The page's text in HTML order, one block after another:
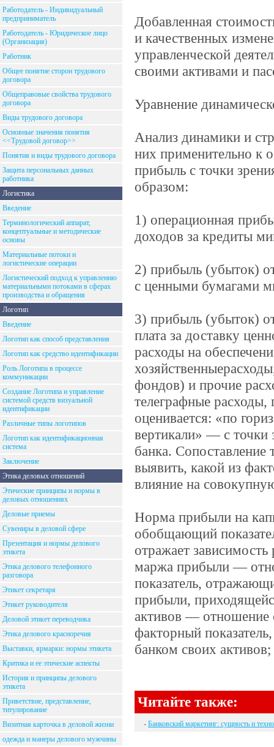
Работодатель - Индивидуальный
предприниматель
Работодатель - Юридическое лицо
(Организация)
Работник
Общее понятие сторон трудового
договора
Общеправовые свойства трудового
договора
Виды трудового договора
Основные значения понятия
<<Трудовой договор>>
Понятия и виды трудового договора
Защита персональных данных
работника
Логистика
Введение
Терминологический аппарат,
концептуальные и методические
основы
Материальные потоки и
логистические операции
Логистический подход к управлению
материальными потоками в сферах
производства и обращения
Логотип
Введение
Логотип как способ представления
Логотип как средство идентификации
Роль Логотипа в процессе
коммуникации
Создание Логотипа и управление
системой средств визуальной
идентификации
Различные типы логотипов
Логотип как идентификационная
система
Заключение
Этика деловых отношений
Этические принципы и нормы в
деловых отношениях
Деловые приемы
Сувениры в деловой сфере
Презентация и нормы делового
этикета
Этика делового телефонного
разговора
Этикет секретаря
Этикет руководителя
Деловой этикет переводчика
Этика делового красноречия
Выставки, ярмарки: нормы этикета
Критика и ее этические аспекты
История и принципы делового
этикета
Приветствие, представление,
титулирование
Визитная карточка в деловой жизни
одежда и манеры делового мужчины
Добавленная
и качественных
управленческой
своими активами и
Уравнение
Анализ динамики и
них применительно к
прибыль с точки
образом:
1) операционная
доходов за кредиты
2) прибыль (убыток)
с ценными бумагами
3) прибыль (убыток)
плата за доставку
расходы на
фондов) и прочие
телеграфные
оценивается: «по
вертикали» — с точки
банка. Сопоставление
выявить, какой из
влияние на
Норма прибыли на
обобщающий
отражает
маржа прибыли —
показатель,
прибыли,
активов — отношение
факторный
банком своих
Читайте также:
- Банковский маркетинг: сущность и